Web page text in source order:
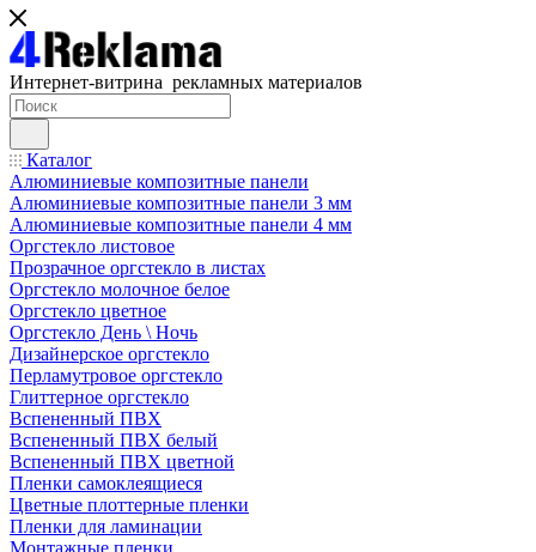
Интернет-витрина рекламных материалов
Каталог
Алюминиевые композитные панели
Алюминиевые композитные панели 3 мм
Алюминиевые композитные панели 4 мм
Оргстекло листовое
Прозрачное оргстекло в листах
Оргстекло молочное белое
Оргстекло цветное
Оргстекло День \ Ночь
Дизайнерское оргстекло
Перламутровое оргстекло
Глиттерное оргстекло
Вспененный ПВХ
Вспененный ПВХ белый
Вспененный ПВХ цветной
Пленки самоклеящиеся
Цветные плоттерные пленки
Пленки для ламинации
Монтажные пленки